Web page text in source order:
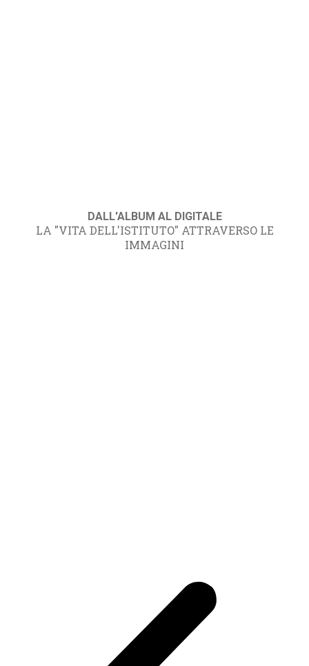
DALL'ALBUM AL DIGITALE
LA "VITA DELL'ISTITUTO" ATTRAVERSO LE
IMMAGINI